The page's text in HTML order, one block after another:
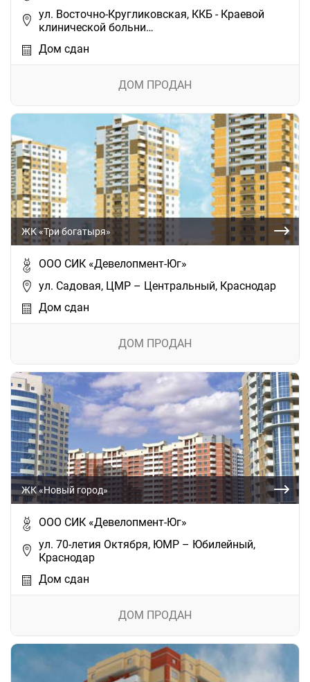
ул. Восточно-Кругликовская, ККБ - Краевой
клинической больни…
Дом сдан
ДОМ ПРОДАН
ЖК «Три богатыря»
ООО СИК «Девелопмент-Юг»
ул. Садовая, ЦМР – Центральный, Краснодар
Дом сдан
ДОМ ПРОДАН
ЖК «Новый город»
ООО СИК «Девелопмент-Юг»
ул. 70-летия Октября, ЮМР – Юбилейный,
Краснодар
Дом сдан
ДОМ ПРОДАН